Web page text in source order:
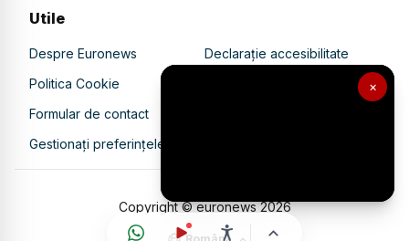
×
Utile
Despre Euronews
Declarație accesibilitate
Politica Cookie
Politica de confidențialitate
Formular de contact
Gestionați preferințele
Copyright © euronews2026